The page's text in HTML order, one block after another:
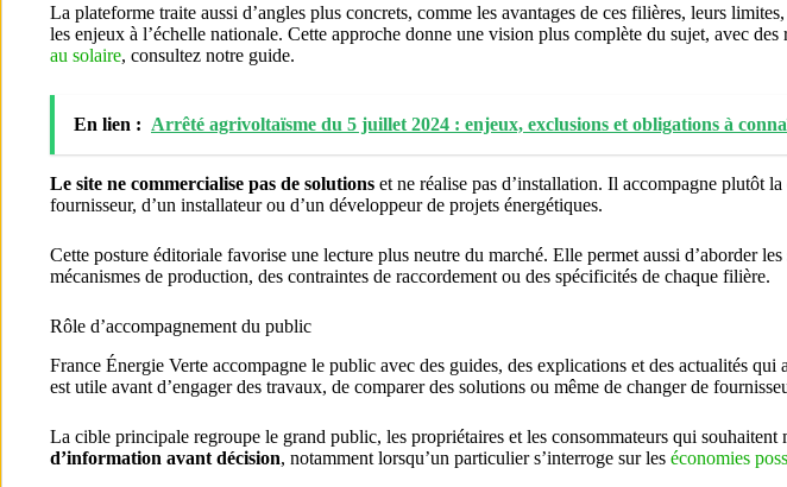
La plateforme traite aussi d’angles plus concrets, comme les avantages de ces filières, leurs
les enjeux à l’échelle nationale. Cette approche donne une vision plus complète du sujet, avec
au solaire, consultez notre guide.
En lien : Arrêté agrivoltaïsme du 5 juillet 2024 : enjeux, exclusions et obligations à
Le site ne commercialise pas de solutions et ne réalise pas d’installation. Il accompagne plutôt
fournisseur, d’un installateur ou d’un développeur de projets énergétiques.
Cette posture éditoriale favorise une lecture plus neutre du marché. Elle permet aussi d’aborder
mécanismes de production, des contraintes de raccordement ou des spécificités de chaque filière.
Rôle d’accompagnement du public
France Énergie Verte accompagne le public avec des guides, des explications et des actualités
est utile avant d’engager des travaux, de comparer des solutions ou même de changer de
La cible principale regroupe le grand public, les propriétaires et les consommateurs qui souhaitent
d’information avant décision, notamment lorsqu’un particulier s’interroge sur les économies